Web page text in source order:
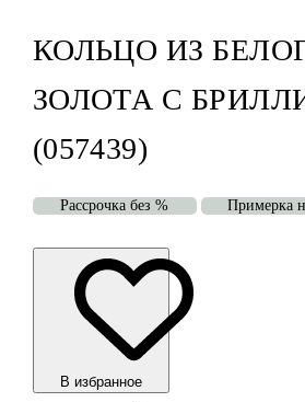
КОЛЬЦО ИЗ
ЗОЛОТА С
(057439)
Рассрочка без % Примерка
В избранноe